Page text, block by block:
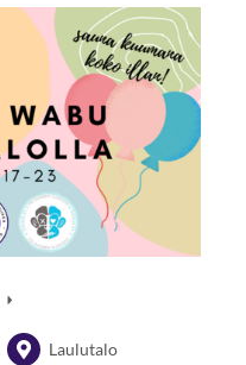
Laulutalo